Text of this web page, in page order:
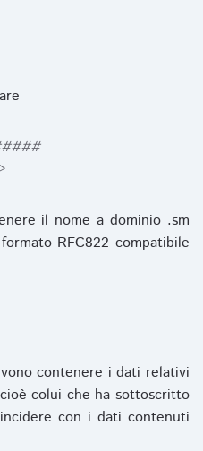
il nome a dominio .sm
RFC822 compatibile
contenere i dati relativi
colui che ha sottoscritto
con i dati contenuti